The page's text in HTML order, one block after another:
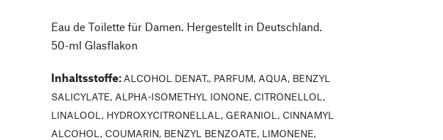
Eau de Toilette für Damen. Hergestellt in Deutschland.
50-ml Glasflakon
Inhaltsstoffe: ALCOHOL DENAT., PARFUM, AQUA, BENZYL
SALICYLATE, ALPHA-ISOMETHYL IONONE, CITRONELLOL,
LINALOOL, HYDROXYCITRONELLAL, GERANIOL, CINNAMYL
ALCOHOL, COUMARIN, BENZYL BENZOATE, LIMONENE,